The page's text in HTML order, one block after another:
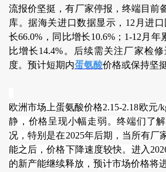
流报价坚挺，有厂家停报，终端目前
库。据海关进口数据显示，12月进
长66.0%，同比增长10.6%；1-12月年
比增长14.4%。后续需关注厂家检
度。预计短期内蛋氨酸价格或保持坚挺
欧洲市场上蛋氨酸价格2.15-2.18欧元/
静，价格呈现小幅走弱。终端们了
况，特别是在2025年后期，当所有厂
能之后，价格下降速度较快。进入
的新产能继续释放，预计市场价格将